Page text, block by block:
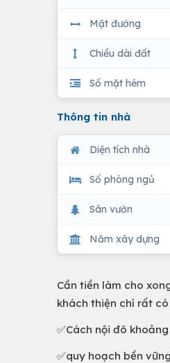
Mặt đường
Chiều dài đất
Số mặt hẻm
Thông tin nhà
Diện tích nhà
Số phòng ngủ
Sân vườn
Năm xây dựng
Cần tiền làm cho
khách thiện chí rất
✅Cách nội đô
✅quy hoạch bền